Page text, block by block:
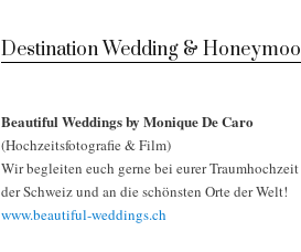
Destination Wedding &
Beautiful Weddings by Monique De Caro
(Hochzeitsfotografie & Film)
Wir begleiten euch gerne bei eurer
der Schweiz und an die schönsten Orte der Welt!
www.beautiful-weddings.ch